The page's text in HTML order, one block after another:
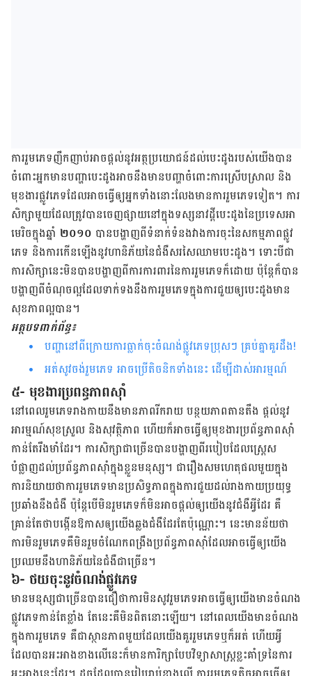
ការ​រួម​ភេទ​ញឹក​ញាប់​អាច​ផ្តល់​នូវ​អត្ថប្រយោជន៍​ដល់​បេះ​ដូង​របស់​យើង​បាន
ចំពោះអ្នក​​មាន​បញ្ហា​បេះ​ដូង​អាច​នឹង​មាន​បញ្ហា​ចំពោះការស្រើបស្រាល​ និង​
មុខ​ងារ​ផ្លូវ​ភេទ​ដែល​អាច​ធ្វើ​ឲ្យ​អ្នកទាំងនោះ​​លែង​មាន​ការ​រួម​ភេទ​ទៀត។ ការ​
សិក្សា​មួយ​ដែល​ត្រូវ​បាន​ចេញ​ផ្សាយ​នៅ​ក្នុង​ទស្សនាវដ្តី​បេះដូង​នៃ​ប្រទេស​អា
មេរិច​ក្នុង​ឆ្នាំ ២០១០ បាន​បង្ហាញ​ពី​ទំនាក់ទំនងវាង​ការ​ចុះ​នៃ​សកម្មភាព​ផ្លូវ​
ភេទ និង​ការ​កើន​ឡើង​នូវ​ហានិភ័យ​នៃ​ជំងឺ​សរសៃ​ឈាម​បេះ​ដូង។ ទោះ​បី​ជា​
ការ​សិក្សា​នេះ​មិន​បាន​បង្ហាញ​ពី​ការ​ការ​ពារ​នៃ​ការ​រួម​ភេទ​ក៏​ដោយ ប៉ុន្តែ​ក៏​បាន​
បង្ហាញ​ពី​ចំណុច​ល្អ​ដែល​ទាក់​ទង​នឹង​ការ​រួម​ភេទ​ក្នុង​ការ​ជួយ​ឲ្យ​បេះ​ដូង​មាន​
សុខ​ភាព​ល្អ​បាន។
អត្ថបទពាក់ព័ន្ធ៖
បញ្ហានៅពីក្រោយការធ្លាក់ចុះចំណង់ផ្លូវភេទប្រុសៗ គ្រប់គ្នាគួរដឹង!
​​អត់​សូវ​ចង់រួមភេទ អាចប្រើតិចនិកទាំងនេះ ដើម្បីដាស់អារម្មណ៍
៥- មុខងារប្រពន្ធភាពស៊ាំ
នៅ​ពេល​រួម​ភេទ​រាង​កាយ​នឹង​មាន​ភាព​រីក​រាយ បន្ថយ​ភាព​តាន​តឹង ផ្តល់​នូវ​
អារម្មណ៍​សុខ​ស្រួល និង​សុវត្ថិភាព ហើយក៏​អាច​ធ្វើ​ឲ្យ​មុខ​ងារ​ប្រព័ន្ធ​ភាព​ស៊ាំ​
កាន់​តែ​រឹង​មាំ​ដែរ។ ការ​សិក្សា​ជាច្រើន​បាន​បង្ហាញ​ពី​របៀបដែល​ស្ត្រេស​
បំផ្លាញ​ដល់​ប្រព័ន្ធ​ភាព​ស៊ាំ​ក្នុង​ខ្លួន​មនុស្ស។ ជារឿងសម​ហេតុ​ផលមួយ​ក្នុង​
ការ​និយាយ​ថា​ការ​រួម​ភេទ​មាន​ប្រសិទ្ធ​ភាព​ក្នុង​ការ​ជួយ​ដល់​រាង​កាយ​ប្រយុទ្ធ​
ប្រឆាំង​នឹង​ជំងឺ ប៉ុន្តែ​បើមិន​រួម​ភេទ​ក៏​មិន​អាច​ផ្តល់​ឲ្យ​យើង​នូវ​ជំងឺ​អ្វី​ដែរ គឺ​
គ្រាន់​តែ​ថា​បង្កើន​ឱកាស​ឲ្យ​យើង​ឆ្លង​ជំងឺ​ដែរ​​តែប៉ុណ្ណោះ។ នេះ​មាន​ន័យ​ថា
ការ​មិន​រួម​ភេទ​គឺ​មិនរួមចំណែក​ពង្រឹង​ប្រព័ន្ធ​ភាព​ស៊ាំ​ដែល​អាច​ធ្វើ​ឲ្យ​យើង​
ប្រឈម​នឹង​ហានិភ័យ​នៃ​ជំងឺ​ជាច្រើន។
៦- ថយចុះនូវចំណង់ផ្លូវភេទ
មាន​មនុស្ស​ជាច្រើន​បាន​ជឿ​ថា​ការ​មិនសូវរួម​ភេទ​អាច​ធ្វើ​ឲ្យ​យើង​មានចំណង​
ផ្លូវ​ភេទ​កាន់​តែ​ខ្លាំង តែ​នេះគឺ​មិន​ពិតនោះឡើយ​។ នៅ​ពេល​យើងមាន​ចំណង​
ក្នុង​ការ​រួម​ភេទ គឺ​ជា​ស្ថាន​ភាព​មួយ​ដែល​យើង​គួររួមភេទ​ឬក៏អត់ ហើយអ្វី
ដែលបានអះអាងខាងលើនេះ​ក៏​មាន​ការិក្សាបែបវិទ្យាសាស្ត្រ​ខ្លះ​គាំទ្រ​នៃ​ការ​